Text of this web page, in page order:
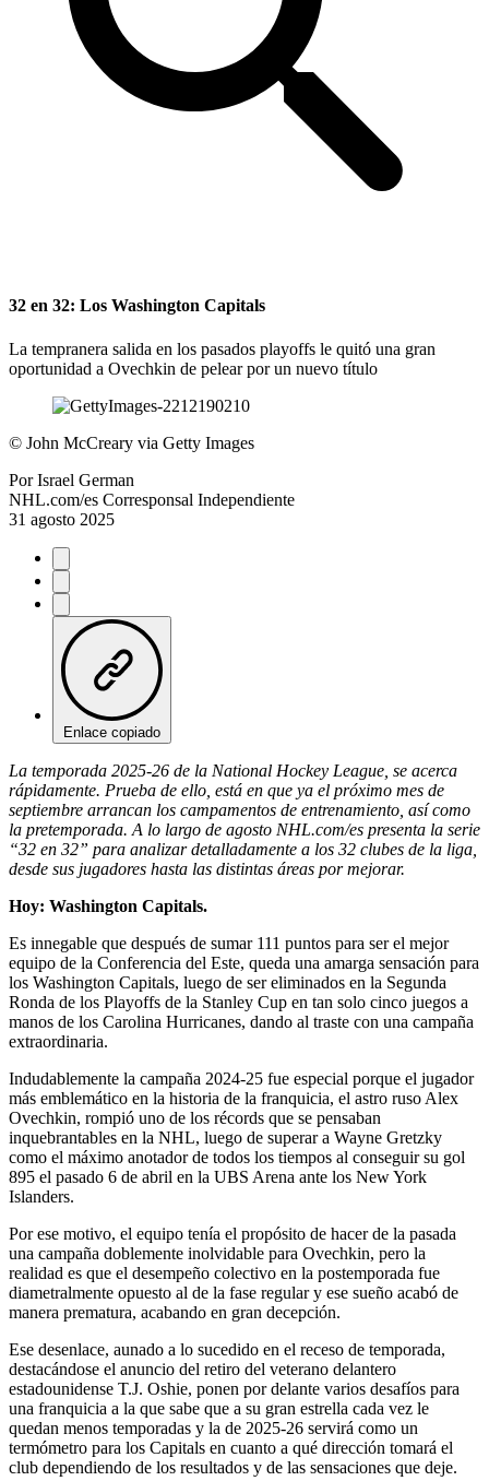
32 en 32: Los Washington Capitals
La tempranera salida en los pasados playoffs le quitó una gran
oportunidad a Ovechkin de pelear por un nuevo título
© John McCreary via Getty Images
Por Israel German
NHL.com/es Corresponsal Independiente
31 agosto 2025
Enlace copiado
La temporada 2025-26 de la National Hockey League, se acerca
rápidamente. Prueba de ello, está en que ya el próximo mes de
septiembre arrancan los campamentos de entrenamiento, así como
la pretemporada. A lo largo de agosto NHL.com/es presenta la serie
“32 en 32” para analizar detalladamente a los 32 clubes de la liga,
desde sus jugadores hasta las distintas áreas por mejorar.
Hoy: Washington Capitals.
Es innegable que después de sumar 111 puntos para ser el mejor
equipo de la Conferencia del Este, queda una amarga sensación para
los Washington Capitals, luego de ser eliminados en la Segunda
Ronda de los Playoffs de la Stanley Cup en tan solo cinco juegos a
manos de los Carolina Hurricanes, dando al traste con una campaña
extraordinaria.
Indudablemente la campaña 2024-25 fue especial porque el jugador
más emblemático en la historia de la franquicia, el astro ruso Alex
Ovechkin, rompió uno de los récords que se pensaban
inquebrantables en la NHL, luego de superar a Wayne Gretzky
como el máximo anotador de todos los tiempos al conseguir su gol
895 el pasado 6 de abril en la UBS Arena ante los New York
Islanders.
Por ese motivo, el equipo tenía el propósito de hacer de la pasada
una campaña doblemente inolvidable para Ovechkin, pero la
realidad es que el desempeño colectivo en la postemporada fue
diametralmente opuesto al de la fase regular y ese sueño acabó de
manera prematura, acabando en gran decepción.
Ese desenlace, aunado a lo sucedido en el receso de temporada,
destacándose el anuncio del retiro del veterano delantero
estadounidense T.J. Oshie, ponen por delante varios desafíos para
una franquicia a la que sabe que a su gran estrella cada vez le
quedan menos temporadas y la de 2025-26 servirá como un
termómetro para los Capitals en cuanto a qué dirección tomará el
club dependiendo de los resultados y de las sensaciones que deje.